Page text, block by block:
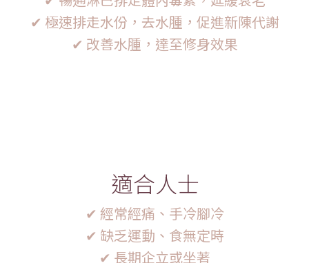
✔ 極速排走水份，去水腫，促進新陳代謝
✔ 改善水腫，達至修身效果
適合人士
✔ 經常經痛、手冷腳冷
✔ 缺乏運動、食無定時
✔ 長期企立或坐著